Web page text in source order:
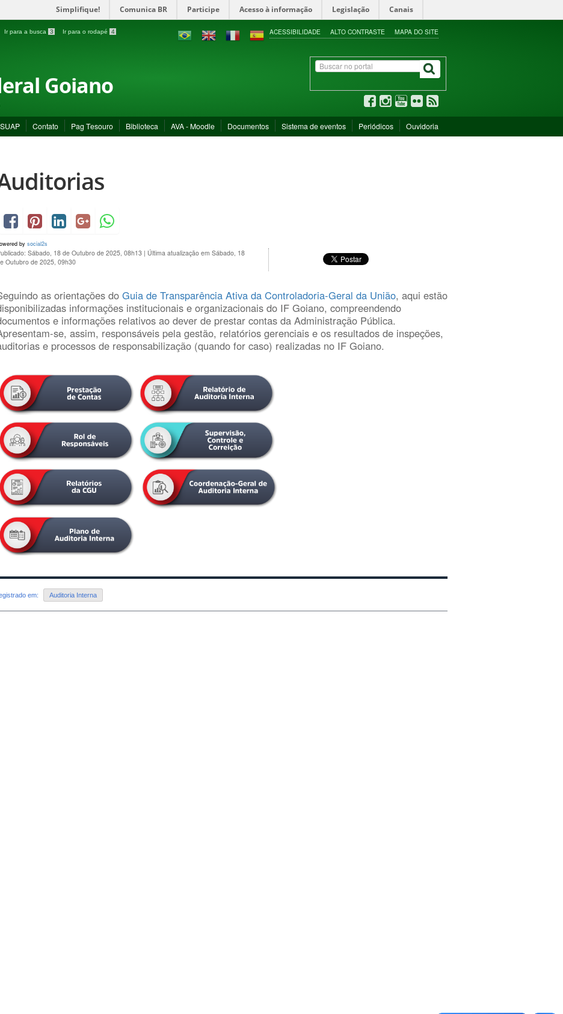
Simplifique! Comunica BR Participe Acesso à informação Legislação Canais
Ir para a busca 3 Ir para o rodapé 4 ACESSIBILIDADE ALTO CONTRASTE MAPA DO SITE
Goiano
SUAP Contato Pag Tesouro Biblioteca AVA - Moodle Documentos Sistema de eventos Periódicos Ouvidoria
by social2s
Sábado, 18 de Outubro de 2025, 08h13 | Última atualização em Sábado, 18
Outubro de 2025, 09h30
as orientações do Guia de Transparência Ativa da Controladoria-Geral da União, aqui estão
informações institucionais e organizacionais do IF Goiano, compreendendo
e informações relativos ao dever de prestar contas da Administração Pública.
se, assim, responsáveis pela gestão, relatórios gerenciais e os resultados de inspeções,
e processos de responsabilização (quando for caso) realizadas no IF Goiano.
em: Auditoria Interna